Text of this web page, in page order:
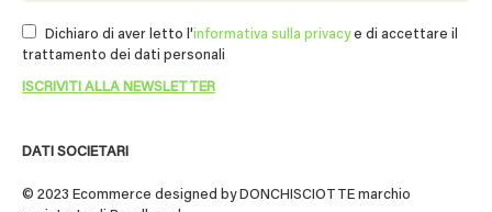
DATI SOCIETARI
© 2023 Ecommerce designed by DONCHISCIOTTE marchio
Dichiaro di aver letto l'informativa sulla privacye di accettare il
trattamento dei dati personali